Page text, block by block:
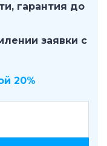
гарантия до
заявки с
20%